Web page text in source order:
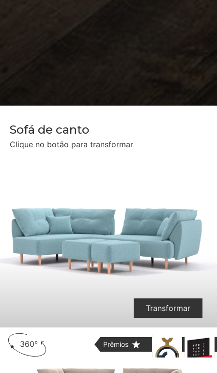
Sofá de canto
Sofá de canto longo
Clique no botão para transformar
Transformar
360° Prêmios